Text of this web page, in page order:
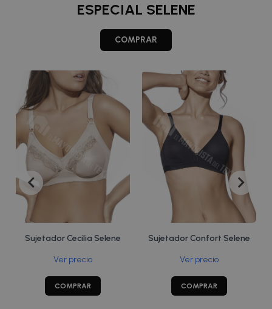
ESPECIAL SELENE
COMPRAR
Sujetador Cecilia Selene
Ver precio
COMPRAR
Sujetador Confort Selene
Ver precio
COMPRAR